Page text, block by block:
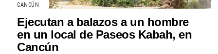
CANCÚN
Ejecutan a balazos a un hombre
en un local de Paseos Kabah, en
Cancún